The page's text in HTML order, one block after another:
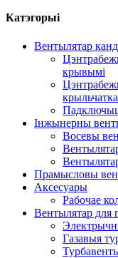
Катэгорыі
Вентылятар
крывымі
Інжынерны
Восевы
Прамысловы
Аксесуары
Рабочае
Вентылятар для
Газавыя